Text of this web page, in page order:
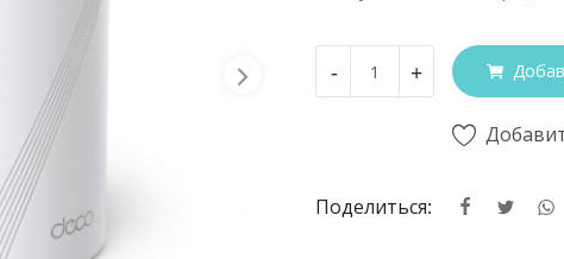
- +
Поделиться: